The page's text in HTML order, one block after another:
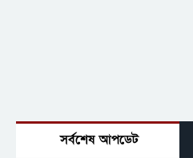
সর্বশেষ আপডেট